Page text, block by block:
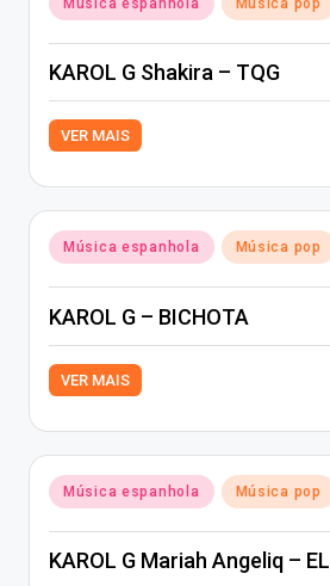
in
KAROL G Shakira – TQG
VER MAIS
Posted
in
Música espanhola Música pop
KAROL G – BICHOTA
VER MAIS
Posted
in
Música espanhola Música pop
KAROL G Mariah Angeliq –